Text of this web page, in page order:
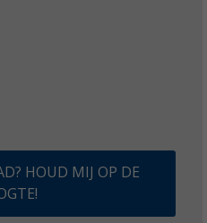
HOUD MIJ OP DE